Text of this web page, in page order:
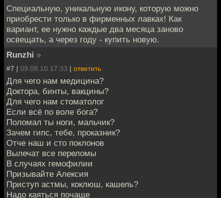
Специальную, уникальную икону, которую можно
приобрести только в фирменных лавках! Как
вариант, ее нужно каждые два месяца заново
освещать, а через году - купить новую.
Runzhi »
#7 | 09.08.10 17:33 | ответить
Для чего нам медицина?
Доктора, бинты, вакцины?
Для чего нам стоматолог
Если всё по воле бога?
Поломал ты ноги, мальчик?
Зачем гипс, тебе, проказник?
Отче наш и сто поклонов
Вылечат все переломы
В случаях гемофилии
Призывайте Алексия
Приступ астмы, коклюш, кашель?
Надо каяться почаще